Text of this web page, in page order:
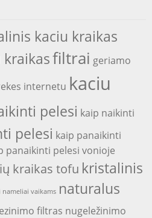
kaciu kraikas
filtrai geriamo
internetu kaciu
pelesi kaip naikinti
pelesi kaip panaikinti
panaikinti pelesi vonioje
kraikas tofu kristalinis
nameliai vaikams naturalus
filtras nugeležinimo